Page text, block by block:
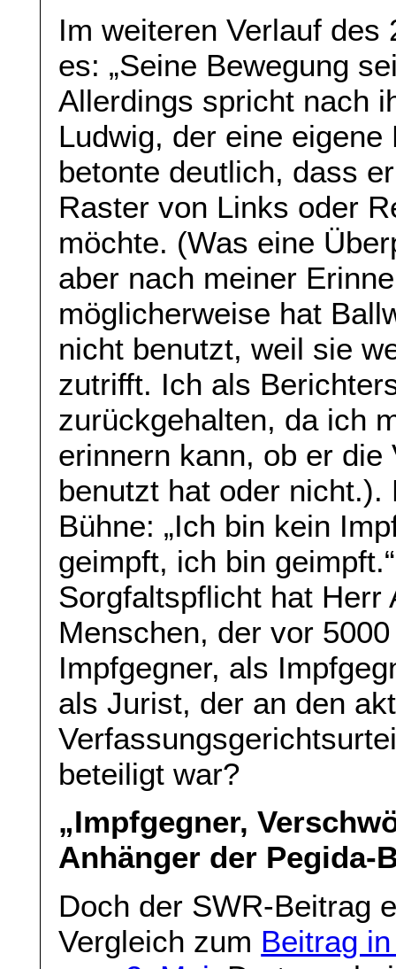
Im weiteren Verlauf
es: „Seine Bewegung
Allerdings spricht nach
Ludwig, der eine eigene
betonte deutlich, dass
Raster von Links oder
möchte. (Was eine
aber nach meiner
möglicherweise hat
nicht benutzt, weil sie
zutrifft. Ich als
zurückgehalten, da ich
erinnern kann, ob er die
benutzt hat oder
Bühne: „Ich bin kein
geimpft, ich bin
Sorgfaltspflicht hat Herr
Menschen, der vor
Impfgegner, als
als Jurist, der an den
beteiligt war?
„Impfgegner,
Anhänger der Pegida-
Doch der SWR-Beitrag
Vergleich zum Beitrag